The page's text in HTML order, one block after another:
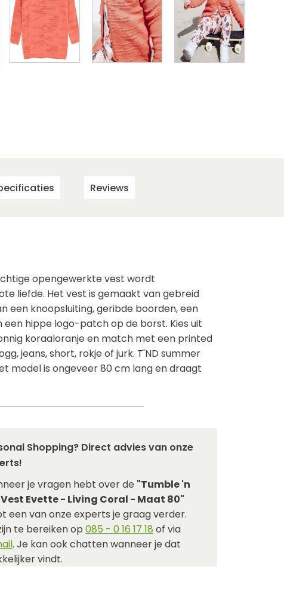
Reviews
opengewerkte vest wordt
liefde. Het vest is gemaakt van gebreid
een knoopsluiting, geribde boorden, een
hippe logo-patch op de borst. Kies uit
koraaloranje en match met een printed
jeans, short, rokje of jurk. T'ND summer
model is ongeveer 80 cm lang en draagt
Shopping? Direct advies van onze
je vragen hebt over de "Tumble 'n
Vest Evette - Living Coral - Maat 80"
een van onze experts je graag verder.
te bereiken op 085 - 0 16 17 18 of via
. Je kan ook chatten wanneer je dat
vindt.